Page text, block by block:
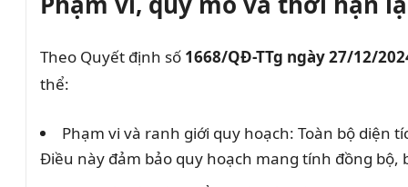
Theo Quyết định số 1668/QĐ-TTg ngày 27/12/
thể:
Phạm vi và ranh giới quy hoạch: Toàn bộ diện
Điều này đảm bảo quy hoạch mang tính đồng